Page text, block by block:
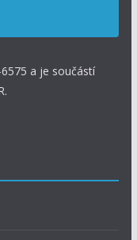
a je součástí